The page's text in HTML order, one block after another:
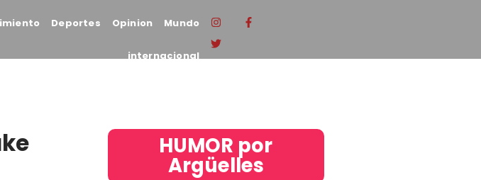
Deportes Opinion Mundo
internacional
HUMOR por
Argüelles​